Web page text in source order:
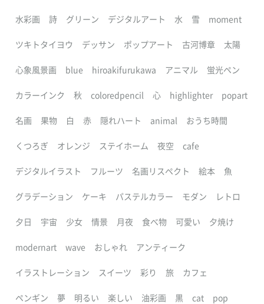
水彩画 詩 グリーン デジタルアート 水 雪 moment
ツキトタイヨウ デッサン ポップアート 古河博章 太陽
心象風景画 blue hiroakifurukawa アニマル 蛍光ペン
カラーインク 秋 coloredpencil 心 highlighter popart
名画 果物 白 赤 隠れハート animal おうち時間
くつろぎ オレンジ ステイホーム 夜空 cafe
デジタルイラスト フルーツ 名画リスペクト 絵本 魚
グラデーション ケーキ パステルカラー モダン レトロ
夕日 宇宙 少女 情景 月夜 食べ物 可愛い 夕焼け
modernart wave おしゃれ アンティーク
イラストレーション スイーツ 彩り 旅 カフェ
ペンギン 夢 明るい 楽しい 油彩画 黒 cat pop